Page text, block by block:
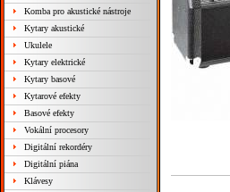
Komba pro akustické nástroje
Kytary akustické
Ukulele
Kytary elektrické
Kytary basové
Kytarové efekty
Basové efekty
Vokální procesory
Digitální rekordéry
Digitální piána
Klávesy